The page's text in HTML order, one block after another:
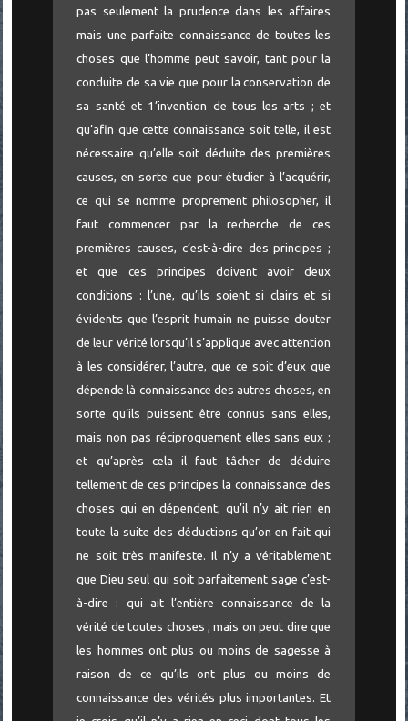
pas seulement la prudence dans les affaires
mais une parfaite connaissance de toutes les
choses que l’homme peut savoir, tant pour la
conduite de sa vie que pour la conservation de
sa santé et 1’invention de tous les arts ; et
qu’afin que cette connaissance soit telle, il est
nécessaire qu’elle soit déduite des premières
causes, en sorte que pour étudier à l’acquérir,
ce qui se nomme proprement philosopher, il
faut commencer par la recherche de ces
premières causes, c’est-à-dire des principes ;
et que ces principes doivent avoir deux
conditions : l’une, qu’ils soient si clairs et si
évidents que l’esprit humain ne puisse douter
de leur vérité lorsqu’il s’applique avec attention
à les considérer, l’autre, que ce soit d’eux que
dépende là connaissance des autres choses, en
sorte qu’ils puissent être connus sans elles,
mais non pas réciproquement elles sans eux ;
et qu’après cela il faut tâcher de déduire
tellement de ces principes la connaissance des
choses qui en dépendent, qu’il n’y ait rien en
toute la suite des déductions qu’on en fait qui
ne soit très manifeste. Il n’y a véritablement
que Dieu seul qui soit parfaitement sage c’est-
à-dire : qui ait l’entière connaissance de la
vérité de toutes choses ; mais on peut dire que
les hommes ont plus ou moins de sagesse à
raison de ce qu’ils ont plus ou moins de
connaissance des vérités plus importantes. Et